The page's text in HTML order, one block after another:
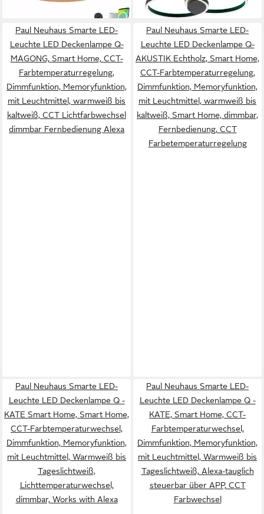
in 6-7 Werktagen bei dir
Paul Neuhaus Smarte LED-
Leuchte LED Deckenlampe Q-
MAGONG, Smart Home, CCT-
Farbtemperaturregelung,
Dimmfunktion, Memoryfunktion,
mit Leuchtmittel, warmweiß bis
kaltweiß, CCT Lichtfarbwechsel
dimmbar Fernbedienung Alexa
Paul Neuhaus Smarte LED-
Leuchte LED Deckenlampe Q-
AKUSTIK Echtholz, Smart Home,
CCT-Farbtemperaturregelung,
Dimmfunktion, Memoryfunktion,
mit Leuchtmittel, warmweiß bis
kaltweiß, Smart Home, dimmbar,
Fernbedienung, CCT
Farbetemperaturregelung
Paul Neuhaus Smarte LED-
Leuchte LED Deckenlampe Q -
KATE Smart Home, Smart Home,
CCT-Farbtemperaturwechsel,
Dimmfunktion, Memoryfunktion,
mit Leuchtmittel, Warmweiß bis
Tageslichtweiß,
Lichttemperaturwechsel,
dimmbar, Works with Alexa
Paul Neuhaus Smarte LED-
Leuchte LED Deckenlampe Q -
KATE, Smart Home, CCT-
Farbtemperaturwechsel,
Dimmfunktion, Memoryfunktion,
mit Leuchtmittel, Warmweiß bis
Tageslichtweiß, Alexa-tauglich
steuerbar über APP, CCT
Farbwechsel